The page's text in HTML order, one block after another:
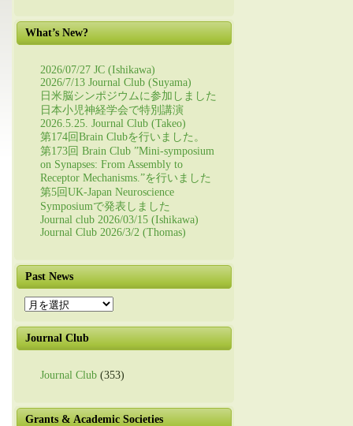
What’s New?
2026/07/27 JC (Ishikawa)
2026/7/13 Journal Club (Suyama)
日米脳シンポジウムに参加しました
日本小児神経学会で特別講演
2026.5.25. Journal Club (Takeo)
第174回Brain Clubを行いました。
第173回 Brain Club ”Mini-symposium
on Synapses: From Assembly to
Receptor Mechanisms.”を行いました
第5回UK-Japan Neuroscience
Symposiumで発表しました
Journal club 2026/03/15 (Ishikawa)
Journal Club 2026/3/2 (Thomas)
Past News
Past
News
Journal Club
Journal Club (353)
Grants & Academic Societies